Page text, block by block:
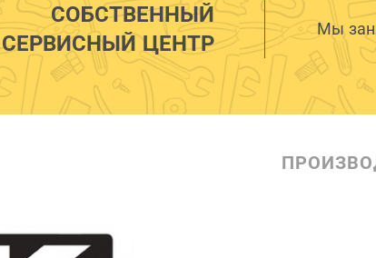
СОБСТВЕННЫЙ
СЕРВИСНЫЙ ЦЕНТР
Мы